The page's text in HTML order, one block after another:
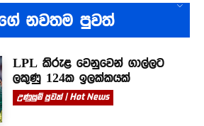
නවතම පුවත්
LPL කිරුළ වෙනුවෙන් ගාල්ලට
ලකුණු 124ක ඉලක්කයක්
උණුසුම් පුවත් | Hot News